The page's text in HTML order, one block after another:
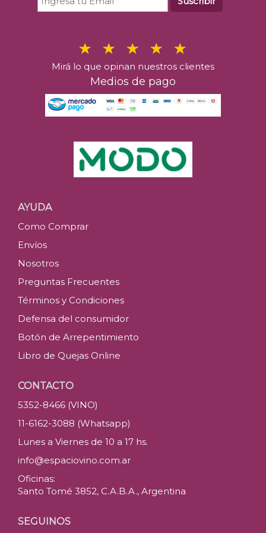
Mirá lo que opinan nuestros clientes
Medios de pago
AYUDA
Como Comprar
Envíos
Nosotros
Preguntas Frecuentes
Términos y Condiciones
Defensa del consumidor
Botón de Arrepentimiento
Libro de Quejas Online
CONTACTO
5352-8466 (VINO)
11-6162-3088 (Whatsapp)
Lunes a Viernes de 10 a 17 hs.
info@espaciovino.com.ar
Oficinas:
Santo Tomé 3852, C.A.B.A., Argentina
SEGUINOS